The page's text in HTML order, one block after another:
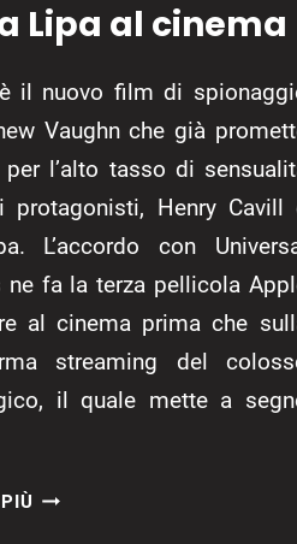
Lipa al cinema
il nuovo film di
Vaughn che già
l’alto tasso di
protagonisti, Henry Cavill
L’accordo con
ne fa la terza pellicola
al cinema prima che
streaming del
il quale mette a
ARGYLLE,